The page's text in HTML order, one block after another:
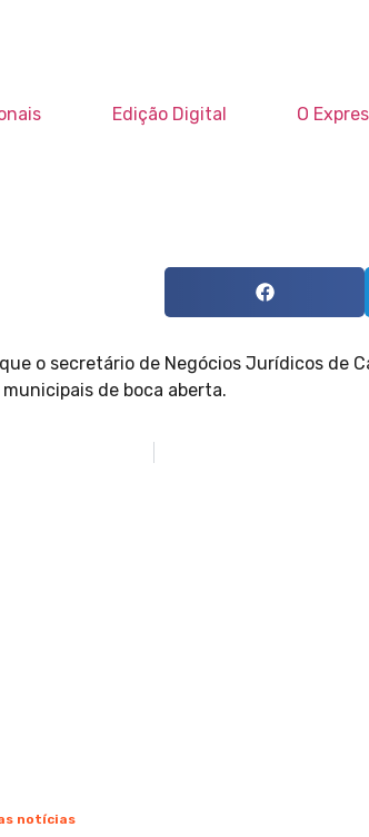
Edição Digital O
o secretário de Negócios Jurídicos de
de boca aberta.
notícias